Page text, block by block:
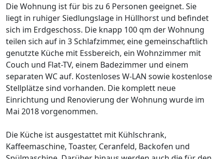
Die Wohnung ist für bis zu 6 Personen geeignet. Sie
liegt in ruhiger Siedlungslage in Hüllhorst und befindet
sich im Erdgeschoss. Die knapp 100 qm der Wohnung
teilen sich auf in 3 Schlafzimmer, eine gemeinschaftlich
genutzte Küche mit Essbereich, ein Wohnzimmer mit
Couch und Flat-TV, einem Badezimmer und einem
separaten WC auf. Kostenloses W-LAN sowie kostenlose
Stellplätze sind vorhanden. Die komplett neue
Einrichtung und Renovierung der Wohnung wurde im
Mai 2018 vorgenommen.
Die Küche ist ausgestattet mit Kühlschrank,
Kaffeemaschine, Toaster, Ceranfeld, Backofen und